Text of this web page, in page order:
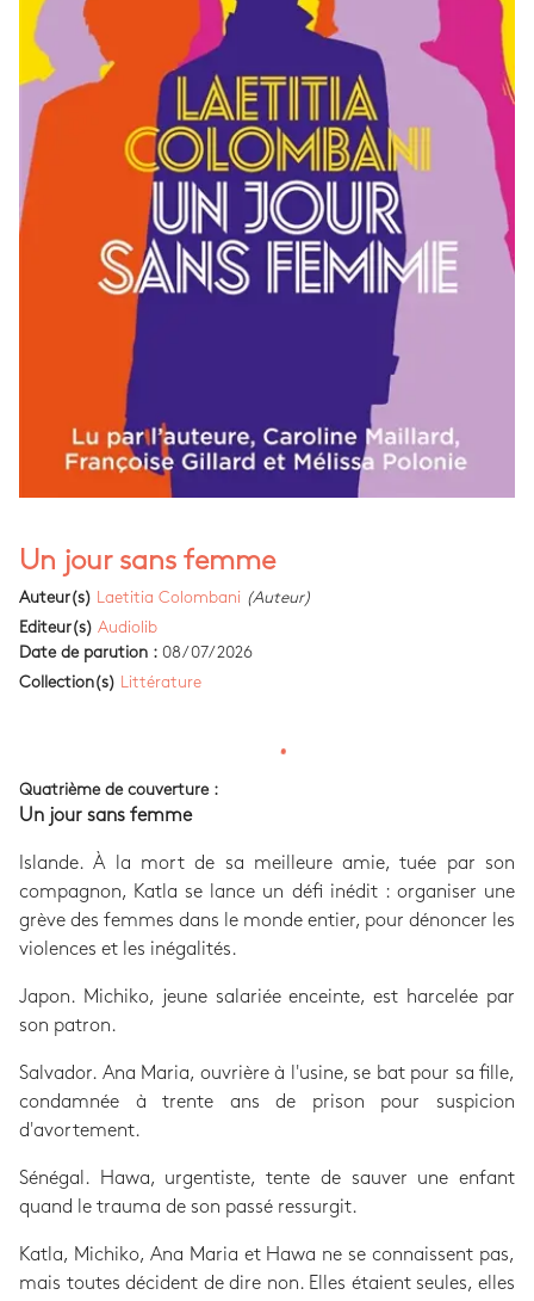
Un jour sans femme
Auteur(s) Laetitia Colombani (Auteur)
Editeur(s) Audiolib
Date de parution : 08/07/2026
Collection(s)
Littérature
Quatrième de couverture :
Un jour sans femme
Islande. À la mort de sa meilleure amie, tuée par son
compagnon, Katla se lance un défi inédit : organiser une
grève des femmes dans le monde entier, pour dénoncer les
violences et les inégalités.
Japon. Michiko, jeune salariée enceinte, est harcelée par
son patron.
Salvador. Ana Maria, ouvrière à l'usine, se bat pour sa fille,
condamnée à trente ans de prison pour suspicion
d'avortement.
Sénégal. Hawa, urgentiste, tente de sauver une enfant
quand le trauma de son passé ressurgit.
Katla, Michiko, Ana Maria et Hawa ne se connaissent pas,
mais toutes décident de dire non. Elles étaient seules, elles